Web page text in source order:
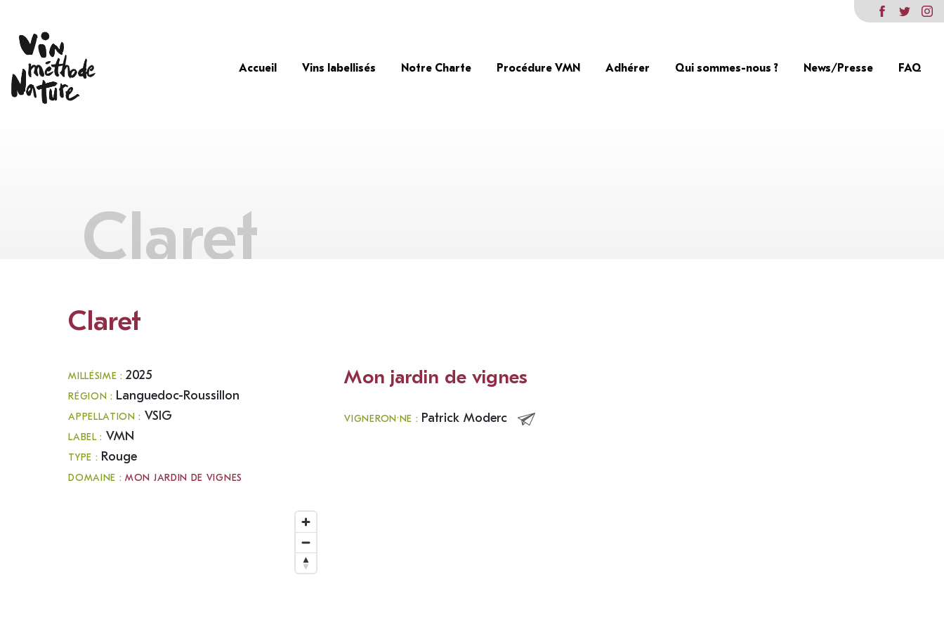
Accueil Vins labellisés Notre Charte Procédure VMN Adhérer Qui sommes-nous ? News/Presse FAQ
Claret
Claret
MILLÉSIME :2025
RÉGION : Languedoc-Roussillon
APPELLATION : VSIG
LABEL : VMN
TYPE : Rouge
DOMAINE :MON JARDIN DE VIGNES
Mon jardin de vignes
VIGNERON·NE : Patrick Moderc